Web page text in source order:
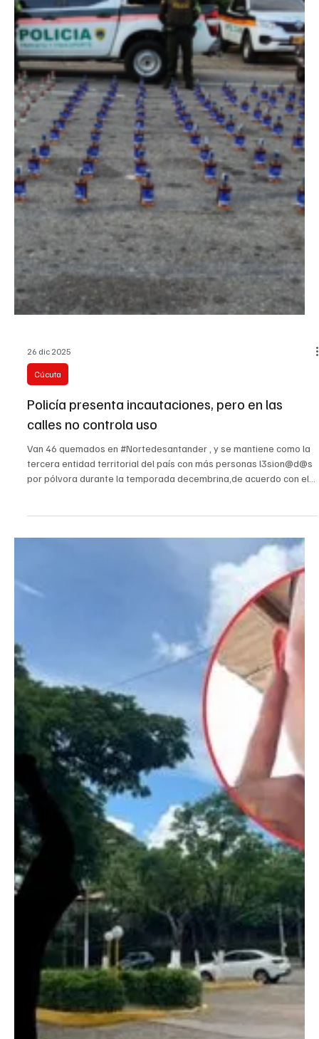
#Envivo Así avanza la jornada electoral en el puesto de votación
del colegio LaSalle en cúcuta #Elecciones2026
26 dic 2025
Cúcuta
Policía presenta incautaciones, pero en las
calles no controla uso
Van 46 quemados en #Nortedesantander , y se mantiene como la
tercera entidad territorial del país con más personas l3sion@d@s
por pólvora durante la temporada decembrina,de acuerdo con el
más reciente boletín del Sistema de Vigilancia en Salud Pública
(Sivigila), con corte al 25 de diciembre, el departamento acumula
46 personas quemadas por pólvora, de las cuales 31 son adultos y
15 menores de 18 años, lo que representa una disminución del
14,8 % frente al mismo periodo del a